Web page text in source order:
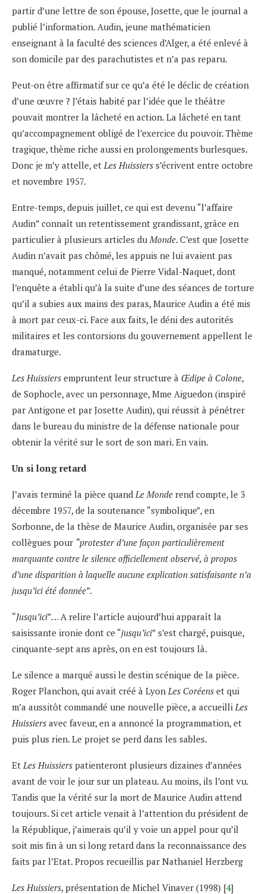
partir d’une lettre de son épouse, Josette, que le journal a
publié l’information. Audin, jeune mathématicien
enseignant à la faculté des sciences d’Alger, a été enlevé à
son domicile par des parachutistes et n’a pas reparu.
Peut-on être affirmatif sur ce qu’a été le déclic de création
d’une œuvre ? J’étais habité par l’idée que le théâtre
pouvait montrer la lâcheté en action. La lâcheté en tant
qu’accompagnement obligé de l’exercice du pouvoir. Thème
tragique, thème riche aussi en prolongements burlesques.
Donc je m’y attelle, et Les Huissiers s’écrivent entre octobre
et novembre 1957.
Entre-temps, depuis juillet, ce qui est devenu “l’affaire
Audin” connaît un retentissement grandissant, grâce en
particulier à plusieurs articles du Monde. C’est que Josette
Audin n’avait pas chômé, les appuis ne lui avaient pas
manqué, notamment celui de Pierre Vidal-Naquet, dont
l’enquête a établi qu’à la suite d’une des séances de torture
qu’il a subies aux mains des paras, Maurice Audin a été mis
à mort par ceux-ci. Face aux faits, le déni des autorités
militaires et les contorsions du gouvernement appellent le
dramaturge.
Les Huissiers empruntent leur structure à Œdipe à Colone,
de Sophocle, avec un personnage, Mme Aiguedon (inspiré
par Antigone et par Josette Audin), qui réussit à pénétrer
dans le bureau du ministre de la défense nationale pour
obtenir la vérité sur le sort de son mari. En vain.
Un si long retard
J’avais terminé la pièce quand Le Monde rend compte, le 3
décembre 1957, de la soutenance “symbolique”, en
Sorbonne, de la thèse de Maurice Audin, organisée par ses
collègues pour “protester d’une façon particulièrement
marquante contre le silence officiellement observé, à propos
d’une disparition à laquelle aucune explication satisfaisante n’a
jusqu’ici été donnée”.
“Jusqu’ici”… A relire l’article aujourd’hui apparaît la
saisissante ironie dont ce “jusqu’ici” s’est chargé, puisque,
cinquante-sept ans après, on en est toujours là.
Le silence a marqué aussi le destin scénique de la pièce.
Roger Planchon, qui avait créé à Lyon Les Coréens et qui
m’a aussitôt commandé une nouvelle pièce, a accueilli Les
Huissiers avec faveur, en a annoncé la programmation, et
puis plus rien. Le projet se perd dans les sables.
Et Les Huissiers patienteront plusieurs dizaines d’années
avant de voir le jour sur un plateau. Au moins, ils l’ont vu.
Tandis que la vérité sur la mort de Maurice Audin attend
toujours. Si cet article venait à l’attention du président de
la République, j’aimerais qu’il y voie un appel pour qu’il
soit mis fin à un si long retard dans la reconnaissance des
faits par l’Etat. Propos recueillis par Nathaniel Herzberg
Les Huissiers, présentation de Michel Vinaver (1998) [4]